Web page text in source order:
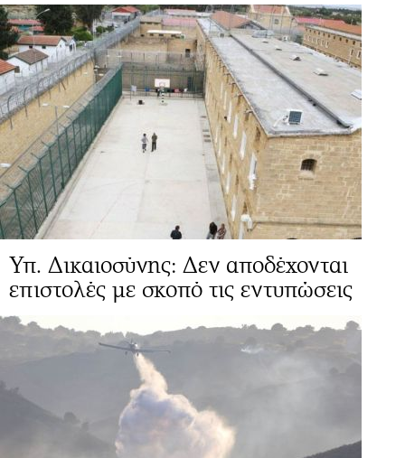
Υπ. Δικαιοσύνης: Δεν αποδέχονται
επιστολές με σκοπό τις εντυπώσεις